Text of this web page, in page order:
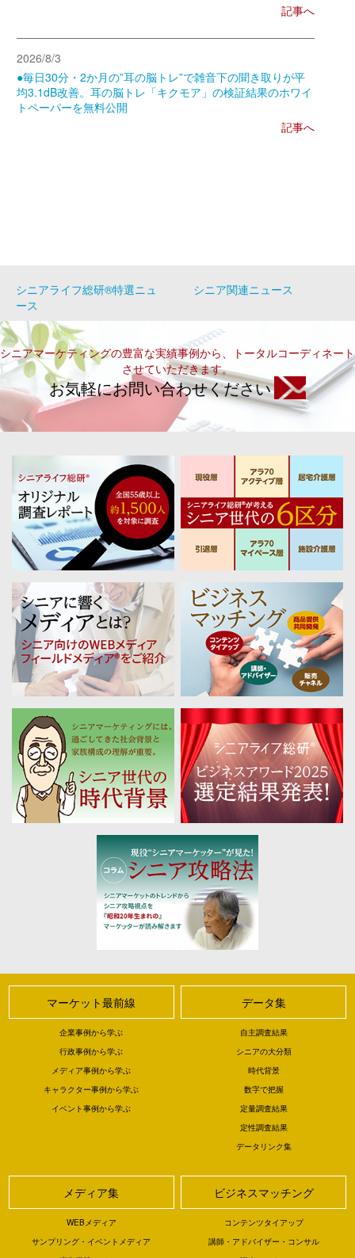
記事へ
2026/8/3
●毎日30分・2か月の”耳の脳トレ”で雑音下の聞き取りが平
均3.1dB改善。耳の脳トレ「キクモア」の検証結果のホワイ
トペーパーを無料公開
記事へ
シニアライフ総研®特選ニュ
ース
シニア関連ニュース
シニアマーケティングの豊富な実績事例から、トータルコーディネート
させていただきます。
お気軽にお問い合わせください
マーケット最前線
企業事例から学ぶ
行政事例から学ぶ
メディア事例から学ぶ
キャラクター事例から学ぶ
イベント事例から学ぶ
データ集
自主調査結果
シニアの大分類
時代背景
数字で把握
定量調査結果
定性調査結果
データリンク集
メディア集
WEBメディア
サンプリング・イベントメディア
ビジネスマッチング
コンテンツタイアップ
講師・アドバイザー・コンサル